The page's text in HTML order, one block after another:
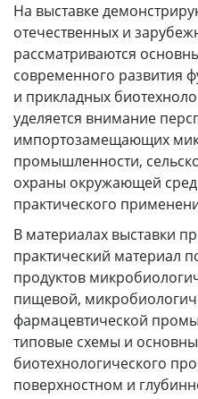
На выставке
отечественных и
рассматриваются
современного развития
и прикладных
уделяется внимание
импортозамещающих
промышленности,
охраны окружающей
практического
В материалах выставки
практический материал
продуктов
пищевой,
фармацевтической
типовые схемы и
биотехнологического
поверхностном и